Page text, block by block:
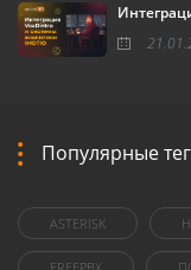
Популярные
ASTERISK